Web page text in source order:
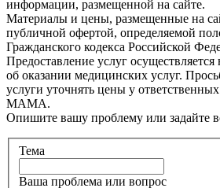
информации, размещенной на сайте.
Материалы и цены, размещенные на
публичной офертой, определяемой
Гражданского кодекса Российской
Предоставление услуг
об оказании медицинских услуг.
услуги уточнять цены у
МАМА.
Опишите вашу проблему или задайте
Тема
Ваша проблема или вопрос